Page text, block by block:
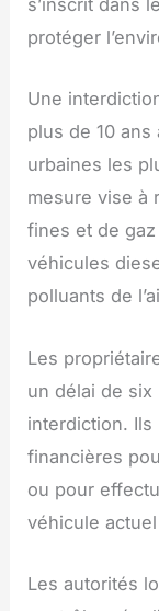
s’inscrit dans
protéger
Une
plus de 10
urbaines les
mesure vise à
fines et de
véhicules
polluants de
Les
un délai de
interdiction. Ils
financières
ou pour
véhicule
Les autorités